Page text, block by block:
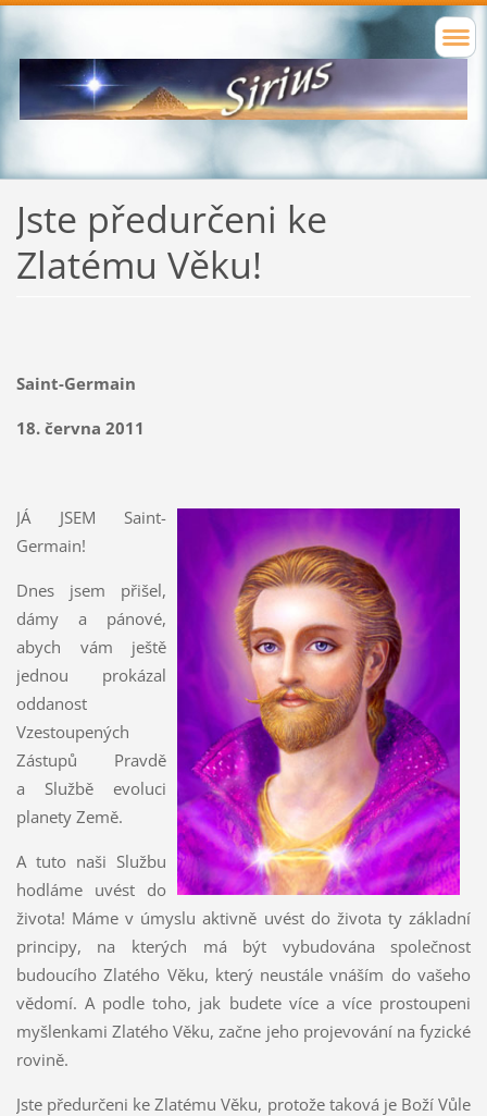
Jste předurčeni ke
Zlatému Věku!
Saint-Germain
18. června 2011
JÁ JSEM Saint-
Germain!
Dnes jsem přišel,
dámy a pánové,
abych vám ještě
jednou prokázal
oddanost
Vzestoupených
Zástupů Pravdě
a Službě evoluci
planety Země.
A tuto naši Službu
hodláme uvést do
života! Máme v úmyslu aktivně uvést do života ty základní
principy, na kterých má být vybudována společnost
budoucího Zlatého Věku, který neustále vnáším do vašeho
vědomí. A podle toho, jak budete více a více prostoupeni
myšlenkami Zlatého Věku, začne jeho projevování na fyzické
rovině.
Jste předurčeni ke Zlatému Věku, protože taková je Boží Vůle